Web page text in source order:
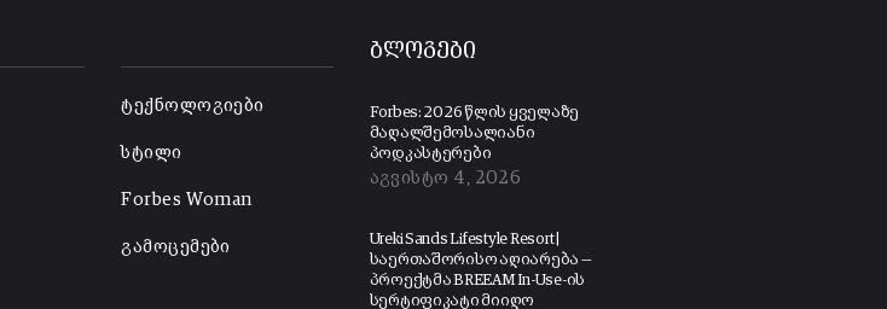
ტექნოლოგიები
სტილი
Forbes Woman
გამოცემები
ბლოგები
Forbes: 2026 წლის ყველაზე
მაღალშემოსალიანი
პოდკასტერები
აგვისტო 4, 2026
Ureki Sands Lifestyle Resort |
საერთაშორისო აღიარება —
პროექტმა BREEAM In-Use-ის
სერტიფიკატი მიიღო